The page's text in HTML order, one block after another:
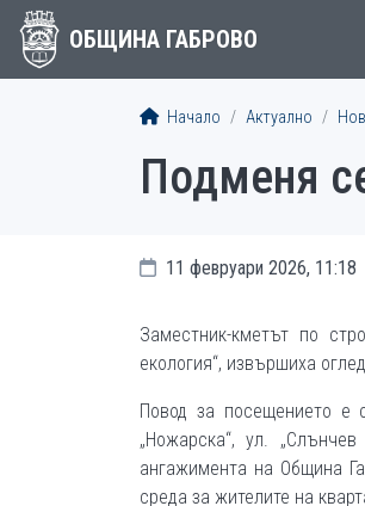
ОБЩИНА ГАБРОВО
Начало Актуално
Подменя
11 февруари 2026, 11:18
Заместник-кметът по
екология“, извършиха
Повод за посещението е
„Ножарска“, ул.
ангажимента на Община
среда за жителите на